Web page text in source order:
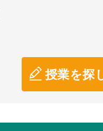
授業を探